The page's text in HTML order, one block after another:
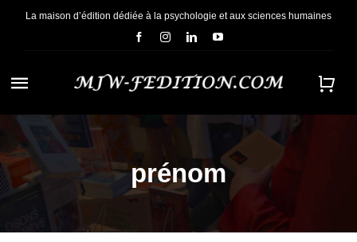
PasserLa maison d’édition dédiée à la psychologie et aux sciences humaines
Navigation
à
bascule
ACCUEIL
NOUS CONNAÎTREprénom